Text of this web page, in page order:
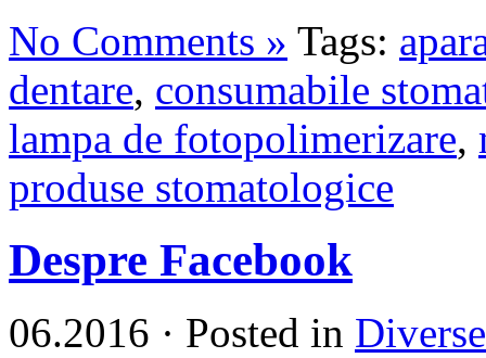
No Comments » Tags:
dentare, consumabile
lampa de fotopolimerizare,
produse stomatologice
Despre Facebook
06.2016 · Posted in Diverse